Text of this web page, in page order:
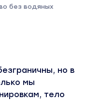
без водяных
но в
мы
тело